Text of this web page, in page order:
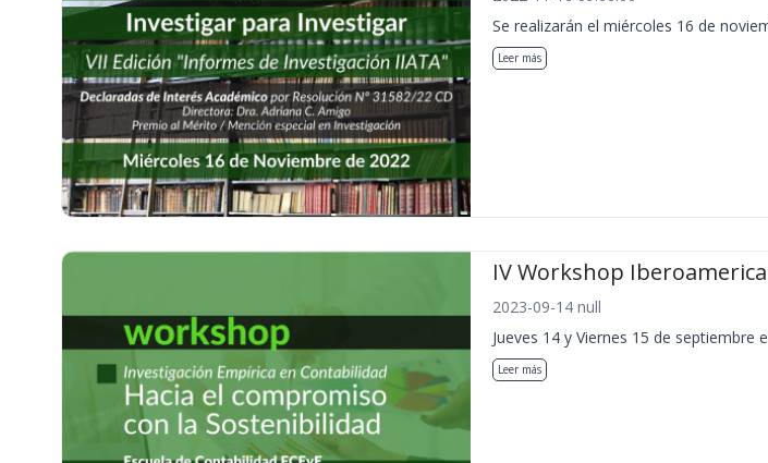
Se realizarán el miércoles 16 de
Leer más
IV Workshop
2023-09-14 null
Jueves 14 y Viernes 15 de septiembre
Leer más